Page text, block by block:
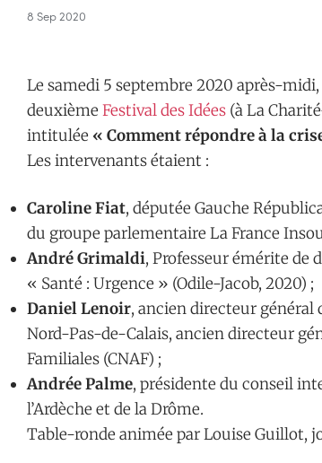
8 Sep 2020
Le samedi 5 septembre 2020 après-
deuxième Festival des Idées (à La
intitulée « Comment répondre à la
Les intervenants étaient :
Caroline Fiat, députée Gauche
du groupe parlementaire La France
André Grimaldi, Professeur émérite de
« Santé : Urgence » (Odile-Jacob, 2020) ;
Daniel Lenoir, ancien directeur général
Nord-Pas-de-Calais, ancien directeur
Familiales (CNAF) ;
Andrée Palme, présidente du conseil
l’Ardèche et de la Drôme.
Table-ronde animée par Louise Guillot,